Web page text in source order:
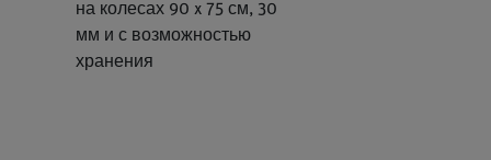
на колесах 90 x 75 см, 30
мм и с возможностью
хранения